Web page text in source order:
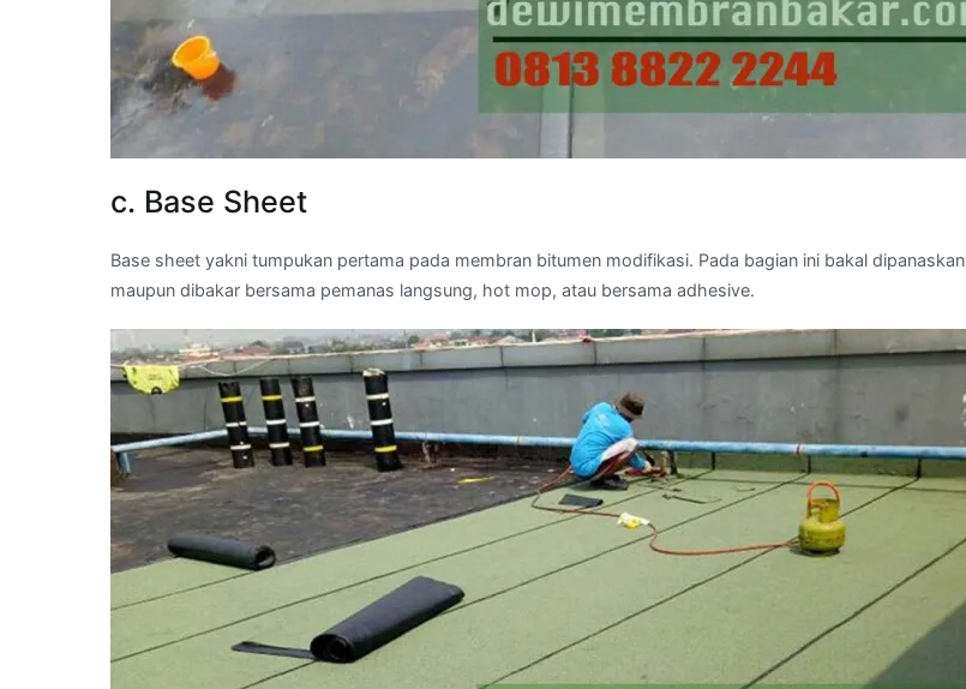
c. Base Sheet
Base sheet yakni tumpukan pertama pada membran bitumen modifikasi. Pada bagian ini bakal dipanaskan
maupun dibakar bersama pemanas langsung, hot mop, atau bersama adhesive.